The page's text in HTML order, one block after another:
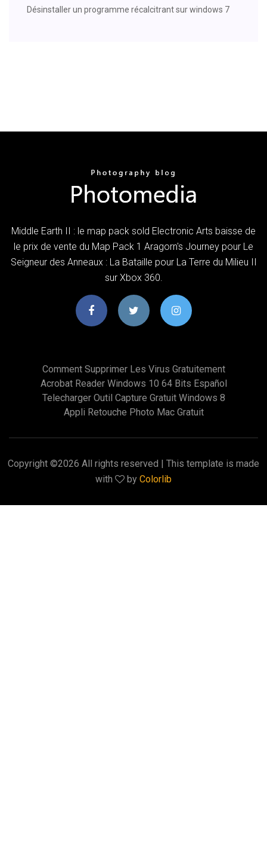
Désinstaller un programme récalcitrant sur windows 7
Middle Earth II : le map pack sold Electronic Arts baisse de
le prix de vente du Map Pack 1 Aragorn's Journey pour Le
Seigneur des Anneaux : La Bataille pour La Terre du Milieu II
sur Xbox 360.
Comment Supprimer Les Virus Gratuitement
Acrobat Reader Windows 10 64 Bits Español
Telecharger Outil Capture Gratuit Windows 8
Appli Retouche Photo Mac Gratuit
Copyright ©2026 All rights reserved | This template is made
with
by Colorlib